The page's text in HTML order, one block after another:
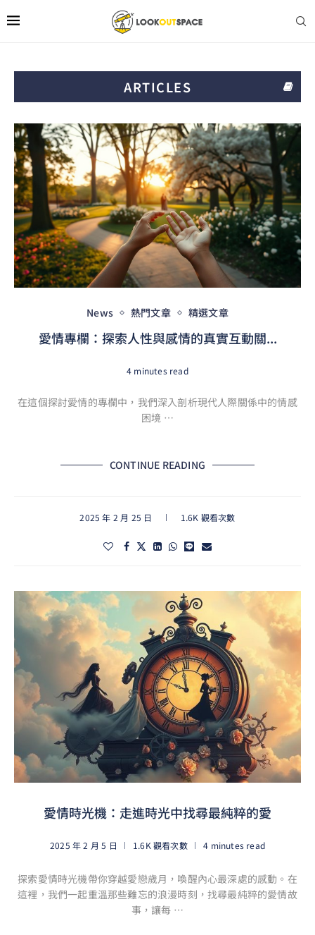
ARTICLES
News 熱門文章 精選文章
愛情專欄：探索人性與感情的真實互動關...
4 minutes read
在這個探討愛情的專欄中，我們深入剖析現代人際關係中的情感
困境 …
CONTINUE READING
2025 年 2 月 25 日 1.6K 觀看次數
愛情時光機：走進時光中找尋最純粹的愛
2025 年 2 月 5 日 1.6K 觀看次數 4 minutes read
探索愛情時光機帶你穿越愛戀歲月，喚醒內心最深處的感動。在
這裡，我們一起重溫那些難忘的浪漫時刻，找尋最純粹的愛情故
事，讓每 …